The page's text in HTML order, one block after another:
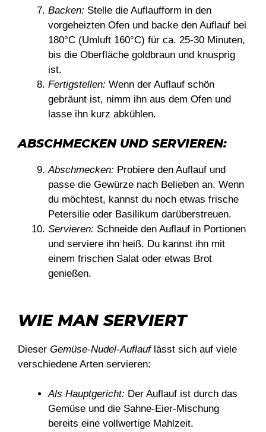
Backen: Stelle die Auflaufform in den
vorgeheizten Ofen und backe den Auflauf bei
180°C (Umluft 160°C) für ca. 25-30 Minuten,
bis die Oberfläche goldbraun und knusprig
ist.
Fertigstellen: Wenn der Auflauf schön
gebräunt ist, nimm ihn aus dem Ofen und
lasse ihn kurz abkühlen.
ABSCHMECKEN UND SERVIEREN:
Abschmecken: Probiere den Auflauf und
passe die Gewürze nach Belieben an. Wenn
du möchtest, kannst du noch etwas frische
Petersilie oder Basilikum darüberstreuen.
Servieren: Schneide den Auflauf in Portionen
und serviere ihn heiß. Du kannst ihn mit
einem frischen Salat oder etwas Brot
genießen.
WIE MAN SERVIERT
Dieser Gemüse-Nudel-Auflauflässt sich auf viele
verschiedene Arten servieren:
Als Hauptgericht: Der Auflauf ist durch das
Gemüse und die Sahne-Eier-Mischung
bereits eine vollwertige Mahlzeit.